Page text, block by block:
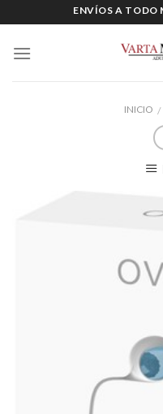
to
content
ENVÍOS A TODO
INICIO /